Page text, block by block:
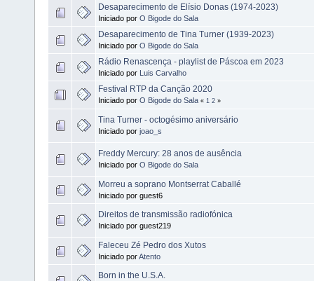
Desaparecimento de Elísio Donas (1974-2023)
Iniciado por O Bigode do Sala
Desaparecimento de Tina Turner (1939-2023)
Iniciado por O Bigode do Sala
Rádio Renascença - playlist de Páscoa em 2023
Iniciado por Luis Carvalho
Festival RTP da Canção 2020
Iniciado por O Bigode do Sala « 1 2 »
Tina Turner - octogésimo aniversário
Iniciado por joao_s
Freddy Mercury: 28 anos de ausência
Iniciado por O Bigode do Sala
Morreu a soprano Montserrat Caballé
Iniciado por guest6
Direitos de transmissão radiofónica
Iniciado por guest219
Faleceu Zé Pedro dos Xutos
Iniciado porAtento
Born in the U.S.A.